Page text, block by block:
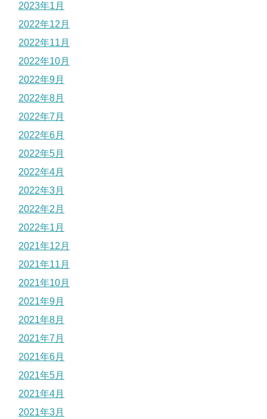
2023年1月
2022年12月
2022年11月
2022年10月
2022年9月
2022年8月
2022年7月
2022年6月
2022年5月
2022年4月
2022年3月
2022年2月
2022年1月
2021年12月
2021年11月
2021年10月
2021年9月
2021年8月
2021年7月
2021年6月
2021年5月
2021年4月
2021年3月